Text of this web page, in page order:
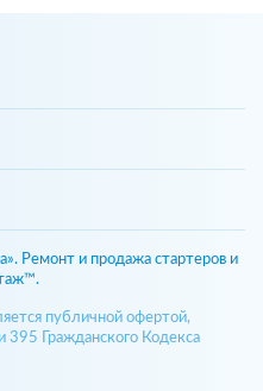
Ремонт и продажа стартеров и
публичной офертой,
Гражданского Кодекса